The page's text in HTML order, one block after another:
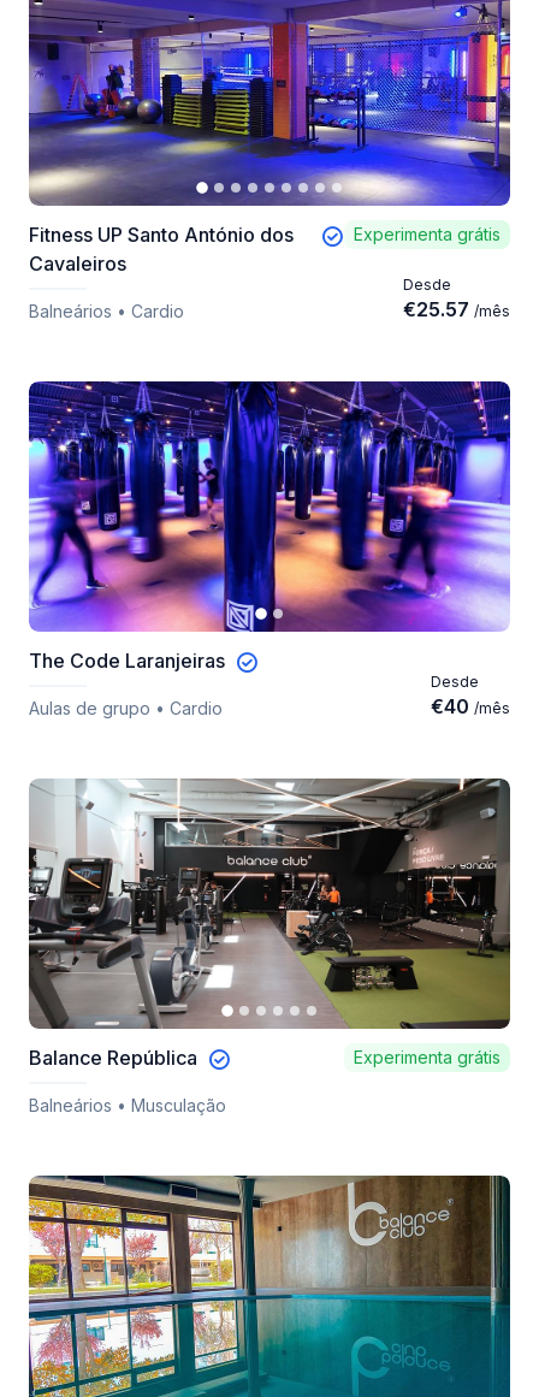
Fitness UP Santo António dos
Cavaleiros
Balneários • Cardio
Experimenta grátis
Desde
€25.57 /mês
The Code Laranjeiras
Aulas de grupo • Cardio
Desde
€40 /mês
Balance República
Balneários • Musculação
Experimenta grátis